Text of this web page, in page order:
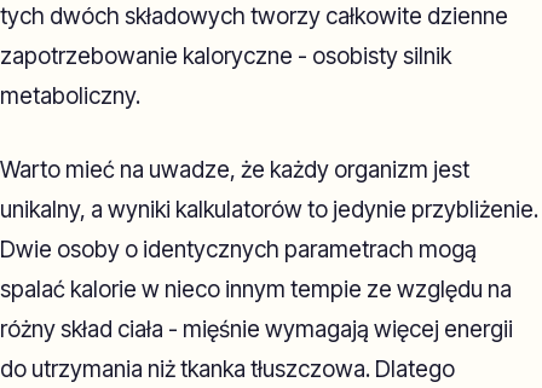
tych dwóch składowych tworzy całkowite dzienne
zapotrzebowanie kaloryczne - osobisty silnik
metaboliczny.
Warto mieć na uwadze, że każdy organizm jest
unikalny, a wyniki kalkulatorów to jedynie przybliżenie.
Dwie osoby o identycznych parametrach mogą
spalać kalorie w nieco innym tempie ze względu na
różny skład ciała - mięśnie wymagają więcej energii
do utrzymania niż tkanka tłuszczowa. Dlatego